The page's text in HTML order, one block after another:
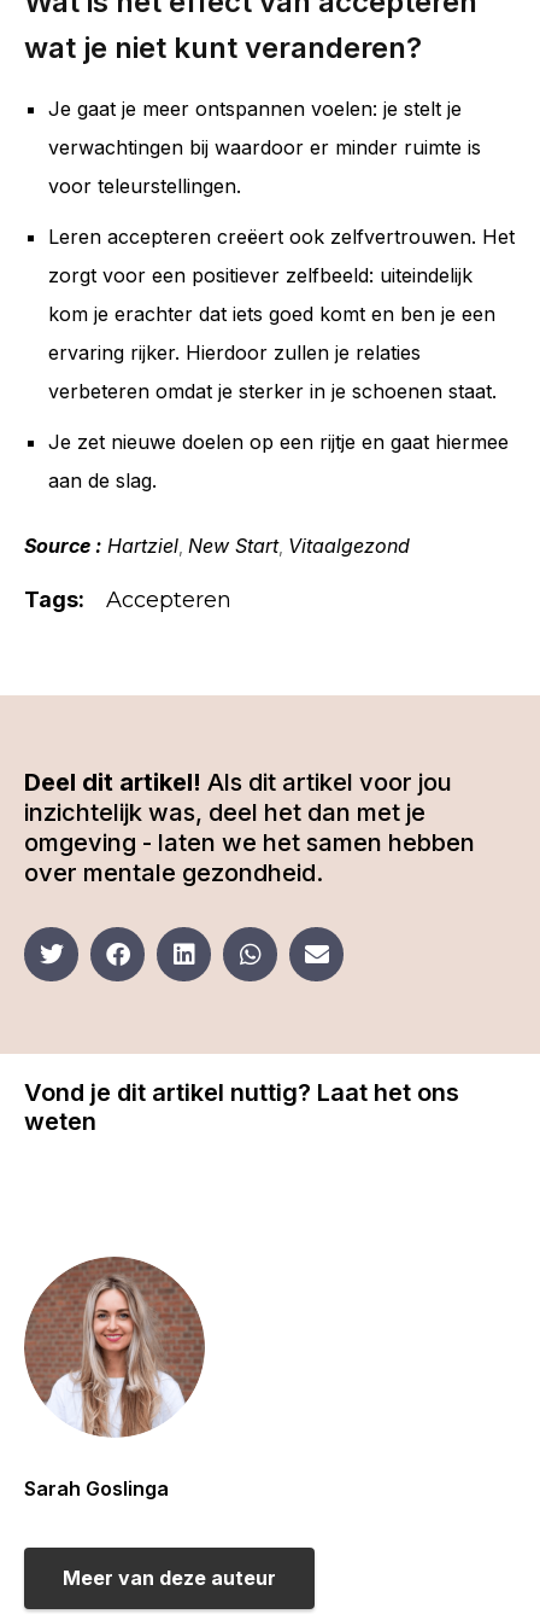
wat je niet kunt veranderen?
Je gaat je meer ontspannen voelen: je stelt je
verwachtingen bij waardoor er minder ruimte is
voor teleurstellingen.
Leren accepteren creëert ook zelfvertrouwen. Het
zorgt voor een positiever zelfbeeld: uiteindelijk
kom je erachter dat iets goed komt en ben je een
ervaring rijker. Hierdoor zullen je relaties
verbeteren omdat je sterker in je schoenen staat.
Je zet nieuwe doelen op een rijtje en gaat hiermee
aan de slag.
Source : Hartziel New Start, Vitaalgezond
Tags: Accepteren
Deel dit artikel! Als dit artikel voor jou
inzichtelijk was, deel het dan met je
omgeving - laten we het samen hebben
over mentale gezondheid.
Vond je dit artikel nuttig? Laat het ons
weten
Sarah Goslinga
Meer van deze auteur